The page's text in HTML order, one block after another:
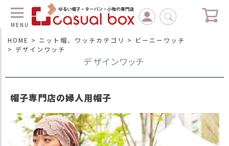
MENU
HOME ニット帽、ワッチカテゴリ
ビーニーワッチ
デザインワッチ
デザインワッチ
帽子専門店の婦人用帽子